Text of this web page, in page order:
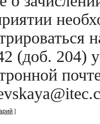
(доб. 204)
]